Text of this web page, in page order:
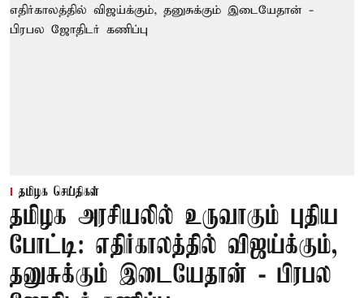
தமிழக செய்திகள்
தமிழக அரசியலில் உருவாகும் புதிய
போட்டி: எதிர்காலத்தில் விஜய்க்கும்,
தனுசுக்கும் இடையேதான் - பிரபல